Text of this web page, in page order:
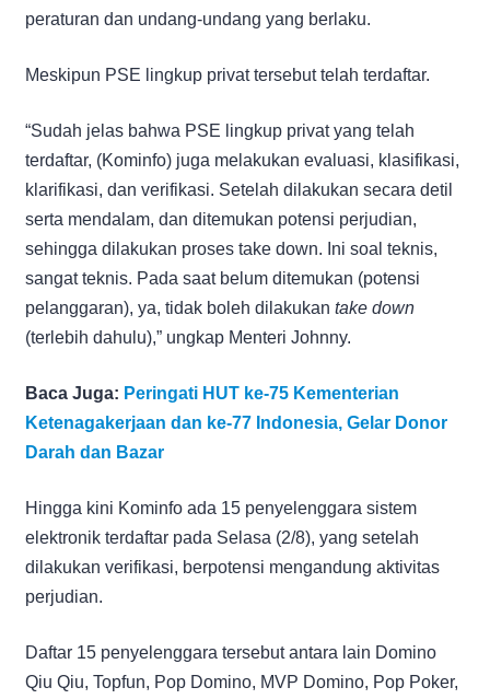
peraturan dan undang-undang yang berlaku.
Meskipun PSE lingkup privat tersebut telah terdaftar.
“Sudah jelas bahwa PSE lingkup privat yang telah
terdaftar, (Kominfo) juga melakukan evaluasi, klasifikasi,
klarifikasi, dan verifikasi. Setelah dilakukan secara detil
serta mendalam, dan ditemukan potensi perjudian,
sehingga dilakukan proses take down. Ini soal teknis,
sangat teknis. Pada saat belum ditemukan (potensi
pelanggaran), ya, tidak boleh dilakukan take down
(terlebih dahulu),” ungkap Menteri Johnny.
Baca Juga: Peringati HUT ke-75 Kementerian
Ketenagakerjaan dan ke-77 Indonesia, Gelar Donor
Darah dan Bazar
Hingga kini Kominfo ada 15 penyelenggara sistem
elektronik terdaftar pada Selasa (2/8), yang setelah
dilakukan verifikasi, berpotensi mengandung aktivitas
perjudian.
Daftar 15 penyelenggara tersebut antara lain Domino
Qiu Qiu, Topfun, Pop Domino, MVP Domino, Pop Poker,